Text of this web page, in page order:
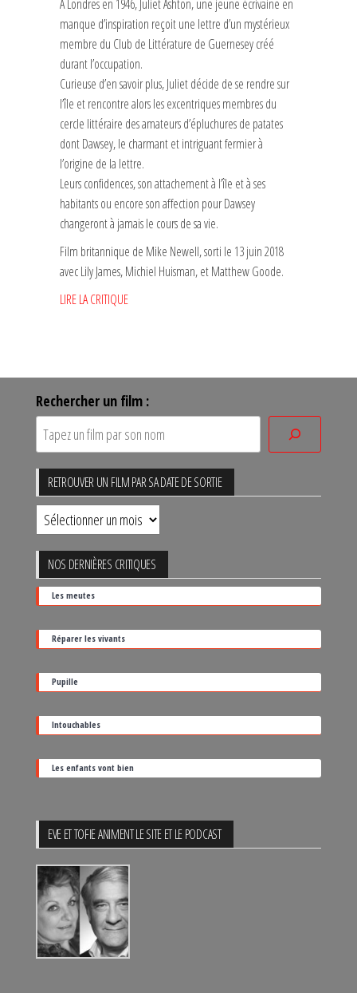
A Londres en 1946, Juliet Ashton, une jeune écrivaine en
manque d’inspiration reçoit une lettre d’un mystérieux
membre du Club de Littérature de Guernesey créé
durant l’occupation.
Curieuse d’en savoir plus, Juliet décide de se rendre sur
l’île et rencontre alors les excentriques membres du
cercle littéraire des amateurs d’épluchures de patates
dont Dawsey, le charmant et intriguant fermier à
l’origine de la lettre.
Leurs confidences, son attachement à l’île et à ses
habitants ou encore son affection pour Dawsey
changeront à jamais le cours de sa vie.
Film britannique de Mike Newell, sorti le 13 juin 2018
avec Lily James, Michiel Huisman, et Matthew Goode.
LIRE LA CRITIQUE
Rechercher un film :
RETROUVER UN FILM PAR SA DATE DE SORTIE
Retrouver
un
film
par
sa
date
de
sortie
NOS DERNIÈRES CRITIQUES
Les meutes
Réparer les vivants
Pupille
Intouchables
Les enfants vont bien
EVE ET TOFIE ANIMENT LE SITE ET LE PODCAST